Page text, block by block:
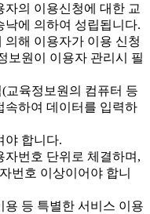
의 이용신청에 대한 교
낙에 의하여 성립됩니다.
해 이용자가 이용 신청
보원이 이용자 관리시 필
교육정보원의 컴퓨터 등
속하여 데이터를 입력하
야 합니다.
번호 단위로 체결하며,
번호 이상이어야 합니
등 특별한 서비스 이용